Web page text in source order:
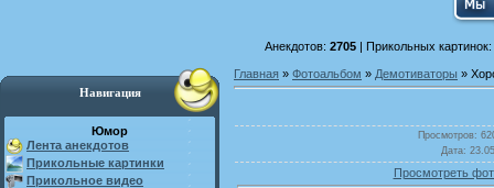
Анекдотов: 2705| Прикольных картинок:
Навигация
Юмор
Лента анекдотов
Прикольные картинки
Прикольное видео
Главная » Фотоальбом » Демотиваторы »
Просмотров:
Дата:
Просмотреть